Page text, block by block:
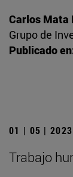
Carlos Mata
Grupo de
Publicado
01 | 05 | 2023
Trabajo